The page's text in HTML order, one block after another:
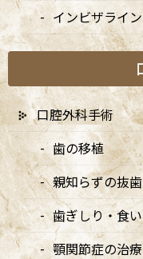
お知らせ
矯正診療日
7/20は
2026/07/03
インビザライ
口腔外科手術
歯の移植
親知らずの抜歯
歯ぎしり・食
顎関節症の治療